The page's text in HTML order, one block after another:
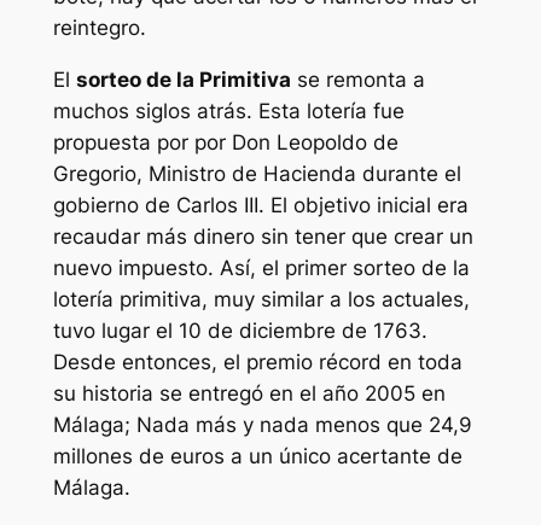
reintegro.
El sorteo de la Primitiva se remonta a
muchos siglos atrás. Esta lotería fue
propuesta por por Don Leopoldo de
Gregorio, Ministro de Hacienda durante el
gobierno de Carlos III. El objetivo inicial era
recaudar más dinero sin tener que crear un
nuevo impuesto. Así, el primer sorteo de la
lotería primitiva, muy similar a los actuales,
tuvo lugar el 10 de diciembre de 1763.
Desde entonces, el premio récord en toda
su historia se entregó en el año 2005 en
Málaga; Nada más y nada menos que 24,9
millones de euros a un único acertante de
Málaga.